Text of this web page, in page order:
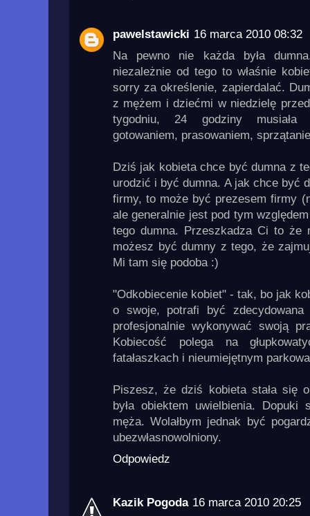
pawelstawicki 16 marca 2010 08:32
Na pewno nie każda była
niezależnie od tego to właśnie
sorry za określenie, zapierdalać.
z mężem i dziećmi w niedzielę
tygodniu, 24 godziny musiała
gotowaniem, prasowaniem,
Dziś jak kobieta chce być dumna z
urodzić i być dumna. A jak chce być
firmy, to może być prezesem firmy
ale generalnie jest pod tym
tego dumna. Przeszkadza Ci to że
możesz być dumny z tego, że
Mi tam się podoba :)
"Odkobiecenie kobiet" - tak, bo jak
o swoje, potrafi być
profesjonalnie wykonywać swoją
Kobiecość polega na
fatałaszkach i nieumiejętnym
Piszesz, że dziś kobieta stała się
była obiektem uwielbienia. Dopuki
męża. Wolałbym jednak być
ubezwłasnowolniony.
Odpowiedz
Kazik Pogoda 16 marca 2010 20:25